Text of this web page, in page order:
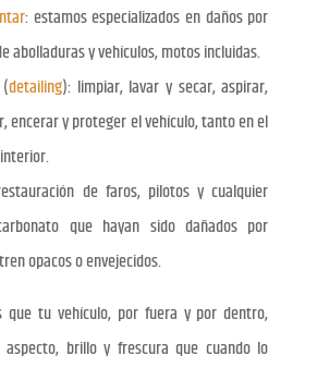
: estamos especializados en daños por
abolladuras y vehículos, motos incluidas.
detailing): limpiar, lavar y secar, aspirar,
encerar y proteger el vehículo, tanto en el
de faros, pilotos y cualquier
que hayan sido dañados por
opacos o envejecidos.
que tu vehículo, por fuera y por dentro,
brillo y frescura que cuando lo